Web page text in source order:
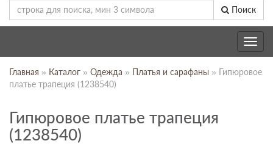
Поиск
Toggle
Главная » Каталог » Одежда » Платья и сарафаны » Гипюровое
платье трапеция (1238540)
Гипюровое платье трапеция
(1238540)